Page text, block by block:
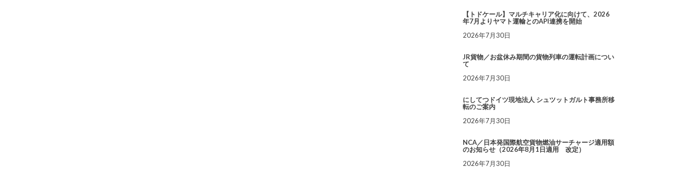
【トドケール】マルチキャリア化に向けて、2026
年7月よりヤマト運輸とのAPI連携を開始
2026年7月30日
JR貨物／お盆休み期間の貨物列車の運転計画につい
て
2026年7月30日
にしてつドイツ現地法人 シュツットガルト事務所移
転のご案内
2026年7月30日
NCA／日本発国際航空貨物燃油サーチャージ適用額
のお知らせ（2026年8月1日適用 改定）
2026年7月30日